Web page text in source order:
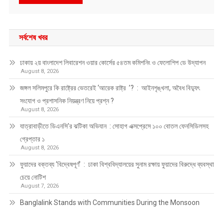
সর্বশেষ খবর
ঢাকায় ২য় বাংলাদেশ লিবারেশন ওয়ার কোর্সের ৫৪তম কমিশনিং ও ফেলোশিপ ডে উদ্‌যাপন
August 8, 2026
জঙ্গল সলিমপুরে কি রাষ্ট্রের ভেতরেই ‘আরেক রাষ্ট্র ’? : আইনশৃঙ্খলা, অবৈধ বিদ্যুৎ
সংযোগ ও প্রশাসনিক নিয়ন্ত্রণ নিয়ে প্রশ্ন ?
August 8, 2026
যাত্রাবাড়ীতে ডিএনসি’র ঝটিকা অভিযান : সোহাগ এক্সপ্রেসে ১০০ বোতল ফেনসিডিলসহ
গ্রেপ্তার ১
August 8, 2026
ফুয়াদের বক্তব্য ‘বিদ্বেষপূর্ণ’ : ঢাকা বিশ্ববিদ্যালয়ের সুনাম রক্ষায় ফুয়াদের বিরুদ্ধে ব্যবস্থা
চেয়ে নোটিশ
August 7, 2026
Banglalink Stands with Communities During the Monsoon